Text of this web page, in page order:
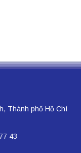
Thành phố Hồ Chí
43